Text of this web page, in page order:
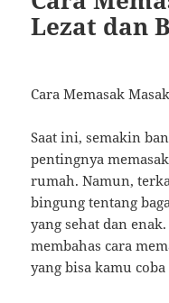
Lezat dan
Cara Memasak
Saat ini, semakin
pentingnya
rumah. Namun,
bingung tentang
yang sehat dan
membahas cara
yang bisa kamu